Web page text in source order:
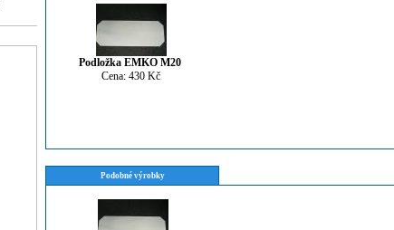
Podložka EMKO M20
Cena: 430 Kč
Podobné výrobky